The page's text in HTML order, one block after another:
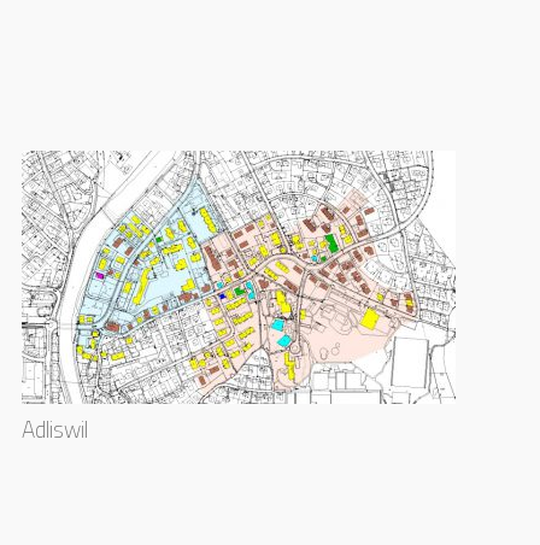
Adliswil